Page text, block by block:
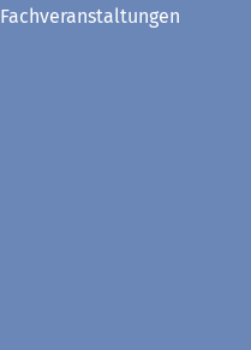
Fachveranstaltungen